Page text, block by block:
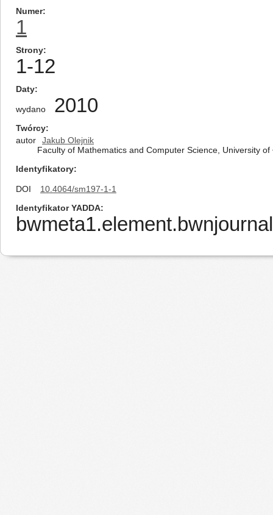
Numer
1
Strony
1-12
Daty
wydano 2010
Twórcy
autor
Jakub Olejnik
Faculty of Mathematics and Computer Science, University
Identyfikatory
DOI
10.4064/sm197-1-1
Identyfikator YADDA